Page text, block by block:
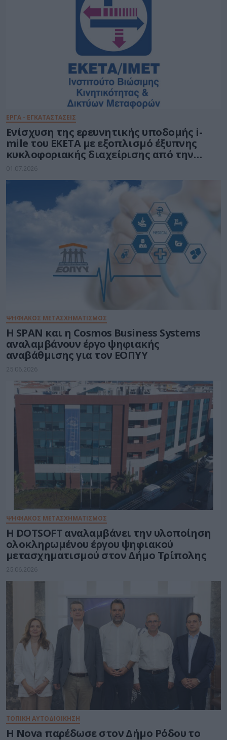
ΕΡΓΑ - ΕΓΚΑΤΑΣΤΑΣΕΙΣ
Ενίσχυση της ερευνητικής υποδομής i-
mile του ΕΚΕΤΑ με εξοπλισμό έξυπνης
κυκλοφοριακής διαχείρισης από την
Ένωση Εταιρειών DOTSOFT-EUR.ELEC
01.07.2026
ΨΗΦΙΑΚΟΣ ΜΕΤΑΣΧΗΜΑΤΙΣΜΟΣ
Η SPAN και η Cosmos Business Systems
αναλαμβάνουν έργο ψηφιακής
αναβάθμισης για τον ΕΟΠΥΥ
25.06.2026
ΨΗΦΙΑΚΟΣ ΜΕΤΑΣΧΗΜΑΤΙΣΜΟΣ
Η DOTSOFT αναλαμβάνει την υλοποίηση
ολοκληρωμένου έργου ψηφιακού
μετασχηματισμού στον Δήμο Τρίπολης
25.06.2026
ΤΟΠΙΚΗ ΑΥΤΟΔΙΟΙΚΗΣΗ
Η Nova παρέδωσε στον Δήμο Ρόδου το